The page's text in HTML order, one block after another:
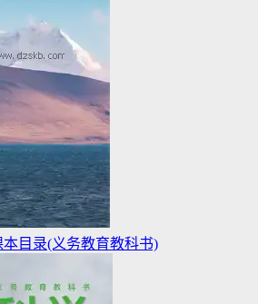
目录(义务教育教科书)